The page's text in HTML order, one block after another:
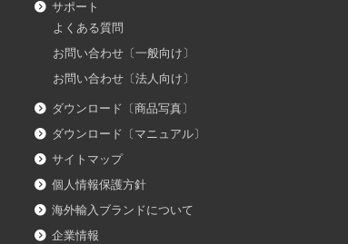
サポート
よくある質問
お問い合わせ〔一般向け〕
お問い合わせ〔法人向け〕
ダウンロード〔商品写真〕
ダウンロード〔マニュアル〕
サイトマップ
個人情報保護方針
海外輸入ブランドについて
企業情報